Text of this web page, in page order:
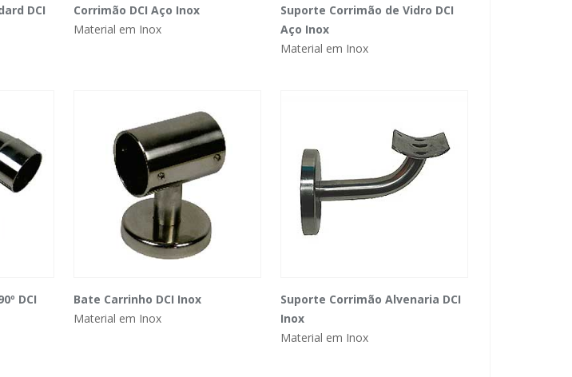
DCI
Corrimão DCI Aço Inox
Material em Inox
Suporte Corrimão de Vidro DCI
Aço Inox
Material em Inox
DCI
Bate Carrinho DCI Inox
Material em Inox
Suporte Corrimão Alvenaria DCI
Inox
Material em Inox